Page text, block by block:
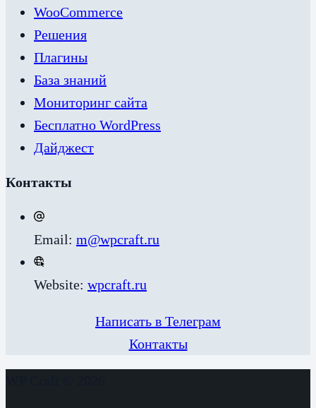
WooCommerce
Решения
Плагины
База знаний
Мониторинг сайта
Бесплатно WordPress
Дайджест
Контакты
Email: m@wpcraft.ru
Website: wpcraft.ru
Написать в Телеграм
Контакты